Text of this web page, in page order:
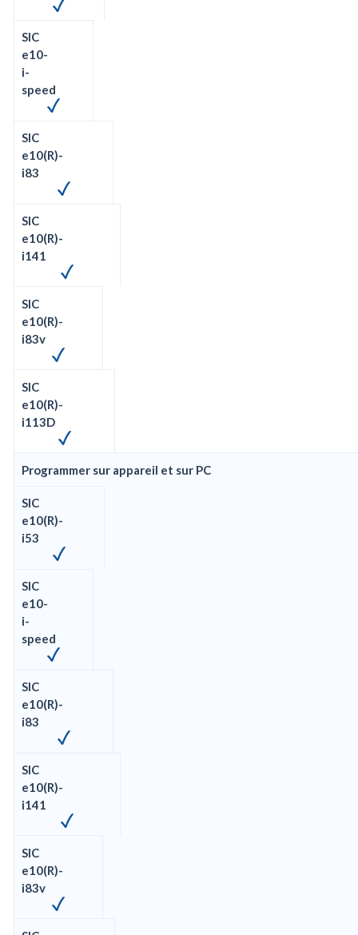
SIC
e10-
i-
speed
SIC
e10(R)-
i83
SIC
e10(R)-
i141
SIC
e10(R)-
i83v
SIC
e10(R)-
i113D
Programmer sur appareil et sur PC
SIC
e10(R)-
i53
SIC
e10-
i-
speed
SIC
e10(R)-
i83
SIC
e10(R)-
i141
SIC
e10(R)-
i83v